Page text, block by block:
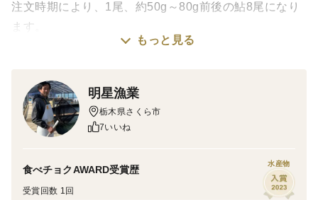
注文時期により、1尾、約50g～80g前後の鮎8尾になり
ます。
7月60g前後
8月70〜80g前後
9月〜80g前後
小さい若鮎は、その時期しか食べる事の出来ないとても
贅沢で貴重な若鮎です。徐々に成長し、ほどよく脂がの
もっと見る
明星漁業
栃木県さくら市
7いいね
食べチョクAWARD受賞歴
受賞回数 1回
水産物